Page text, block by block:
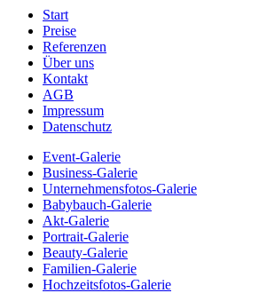
Start
Preise
Referenzen
Über uns
Kontakt
AGB
Impressum
Datenschutz
Event-Galerie
Business-Galerie
Unternehmensfotos-Galerie
Babybauch-Galerie
Akt-Galerie
Portrait-Galerie
Beauty-Galerie
Familien-Galerie
Hochzeitsfotos-Galerie